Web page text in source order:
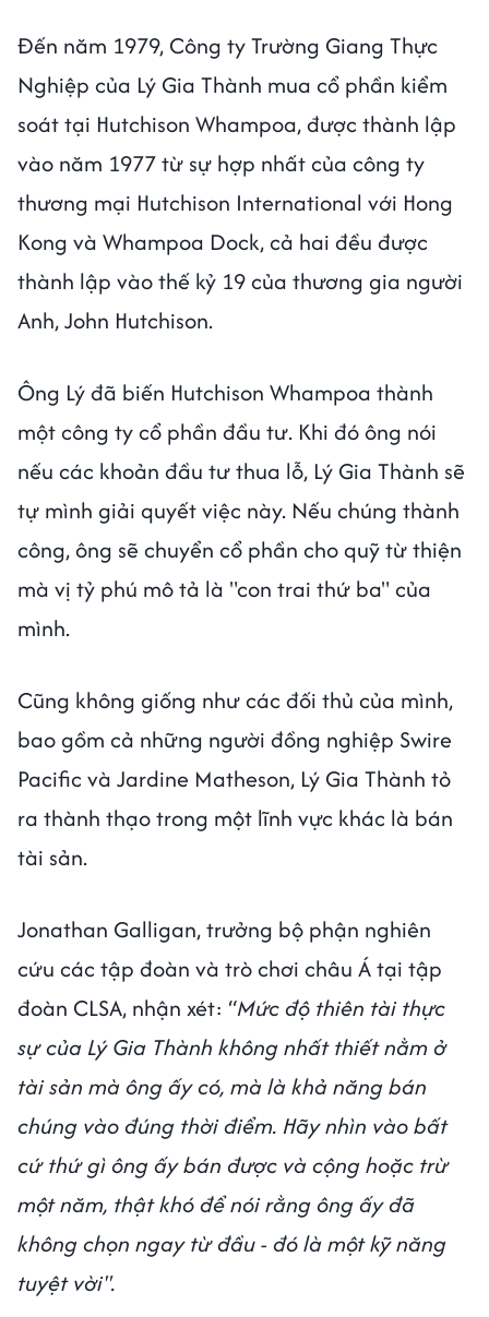
Đến năm 1979, Công ty Trường Giang Thực
Nghiệp của Lý Gia Thành mua cổ phần kiểm
soát tại Hutchison Whampoa, được thành lập
vào năm 1977 từ sự hợp nhất của công ty
thương mại Hutchison International với Hong
Kong và Whampoa Dock, cả hai đều được
thành lập vào thế kỷ 19 của thương gia người
Anh, John Hutchison.
Ông Lý đã biến Hutchison Whampoa thành
một công ty cổ phần đầu tư. Khi đó ông nói
nếu các khoản đầu tư thua lỗ, Lý Gia Thành sẽ
tự mình giải quyết việc này. Nếu chúng thành
công, ông sẽ chuyển cổ phần cho quỹ từ thiện
mà vị tỷ phú mô tả là "con trai thứ ba" của
mình.
Cũng không giống như các đối thủ của mình,
bao gồm cả những người đồng nghiệp Swire
Pacific và Jardine Matheson, Lý Gia Thành tỏ
ra thành thạo trong một lĩnh vực khác là bán
tài sản.
Jonathan Galligan, trưởng bộ phận nghiên
cứu các tập đoàn và trò chơi châu Á tại tập
đoàn CLSA, nhận xét: “Mức độ thiên tài thực
sự của Lý Gia Thành không nhất thiết nằm ở
tài sản mà ông ấy có, mà là khả năng bán
chúng vào đúng thời điểm. Hãy nhìn vào bất
cứ thứ gì ông ấy bán được và cộng hoặc trừ
một năm, thật khó để nói rằng ông ấy đã
không chọn ngay từ đầu - đó là một kỹ năng
tuyệt vời".